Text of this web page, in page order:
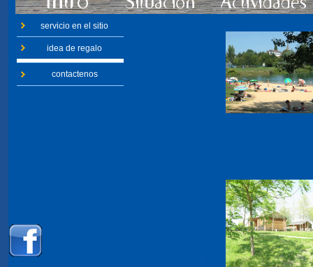
servicio en el sitio
idea de regalo
contactenos